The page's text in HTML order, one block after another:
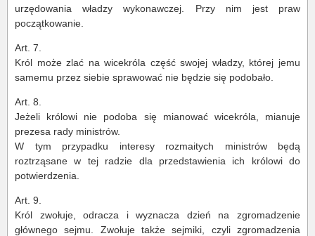
urzędowania władzy wykonawczej. Przy nim jest praw
początkowanie.
Art. 7.
Król może zlać na wicekróla część swojej władzy, której jemu
samemu przez siebie sprawować nie będzie się podobało.
Art. 8.
Jeżeli królowi nie podoba się mianować wicekróla, mianuje
prezesa rady ministrów.
W tym przypadku interesy rozmaitych ministrów będą
roztrząsane w tej radzie dla przedstawienia ich królowi do
potwierdzenia.
Art. 9.
Król zwołuje, odracza i wyznacza dzień na zgromadzenie
głównego sejmu. Zwołuje także sejmiki, czyli zgromadzenia